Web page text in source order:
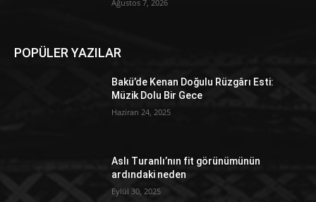
Ağustos 7, 2026
POPÜLER YAZILAR
Bakü’de Kenan Doğulu Rüzgârı Esti:
Müzik Dolu Bir Gece
Haziran 24, 2025
Aslı Turanlı’nın fit görünümünün
ardındaki neden
Eylül 30, 2025